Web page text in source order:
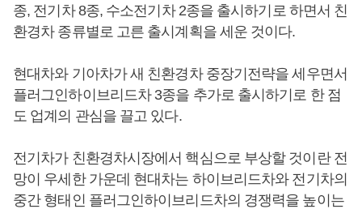
종, 전기차 8종, 수소전기차 2종을 출시하기로 하면서 친
환경차 종류별로 고른 출시계획을 세운 것이다.
현대차와 기아차가 새 친환경차 중장기전략을 세우면서
플러그인하이브리드차 3종을 추가로 출시하기로 한 점
도 업계의 관심을 끌고 있다.
전기차가 친환경차시장에서 핵심으로 부상할 것이란 전
망이 우세한 가운데 현대차는 하이브리드차와 전기차의
중간 형태인 플러그인하이브리드차의 경쟁력을 높이는